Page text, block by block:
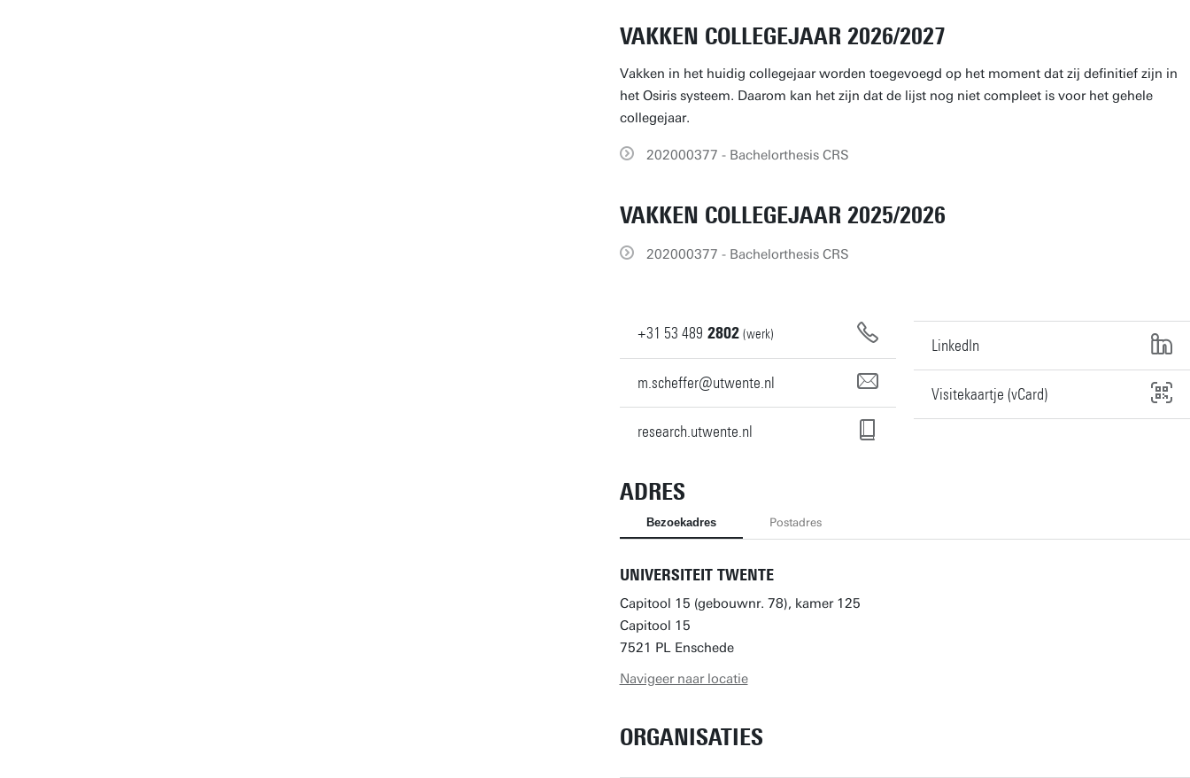
VAKKEN COLLEGEJAAR 2026/2027
Vakken in het huidig collegejaar worden toegevoegd op het moment dat zij definitief zijn in
het Osiris systeem. Daarom kan het zijn dat de lijst nog niet compleet is voor het gehele
collegejaar.
202000377 - Bachelorthesis CRS
VAKKEN COLLEGEJAAR 2025/2026
202000377 - Bachelorthesis CRS
+31 53 489 2802 (werk)
m.scheffer@utwente.nl
research.utwente.nl
LinkedIn
Visitekaartje (vCard)
ADRES
Bezoekadres Postadres
UNIVERSITEIT TWENTE
Capitool 15 (gebouwnr. 78), kamer 125
Capitool 15
7521 PL Enschede
Navigeer naar locatie
ORGANISATIES